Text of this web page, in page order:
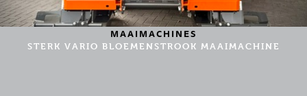
MAAIMACHINES
STERK VARIO BLOEMENSTROOK MAAIMACHINE